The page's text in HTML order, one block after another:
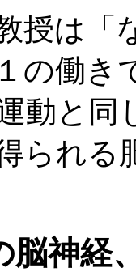
授は「
の働き
動と同
られる
脳神経